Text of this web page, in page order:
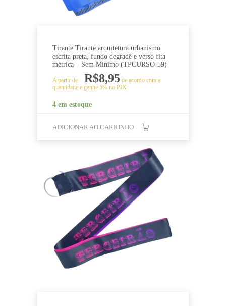
do
Tirante Tirante arquitetura urbanismo
escrita preta, fundo degradê e verso fita
métrica – Sem Mínimo (TPCURSO-59)
A partir de R$8,95 de acordo com a
quantidade e ganhe 5% no PIX
4 em estoque
ADICIONAR AO CARRINHO